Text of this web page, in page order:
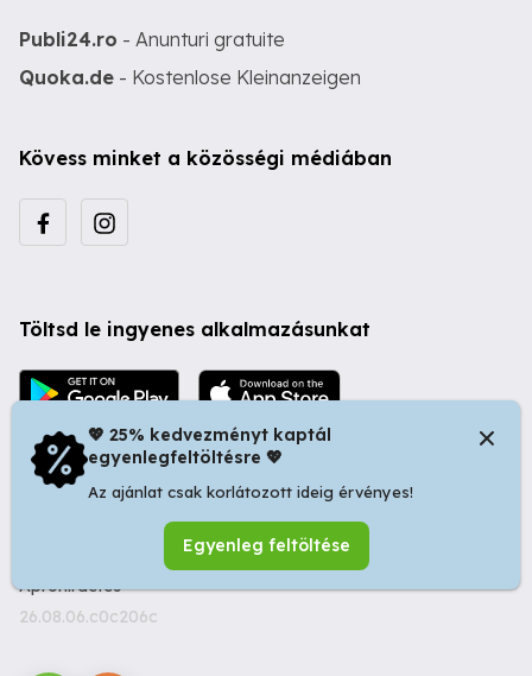
Publi24.ro - Anunturi gratuite
Quoka.de - Kostenlose Kleinanzeigen
Kövess minket a közösségi médiában
Töltsd le ingyenes alkalmazásunkat
© 2026 Startapró S.R.L. | Bulevardul Dacia nr 34, Oradea
410346, Romania | Tax ID: RO44483373 -
Ingyenes
Apróhirdetés
26.08.06.c0c206c
💖 25% kedvezményt kaptál
egyenlegfeltöltésre 💖
Az ajánlat csak korlátozott ideig érvényes!
Egyenleg feltöltése